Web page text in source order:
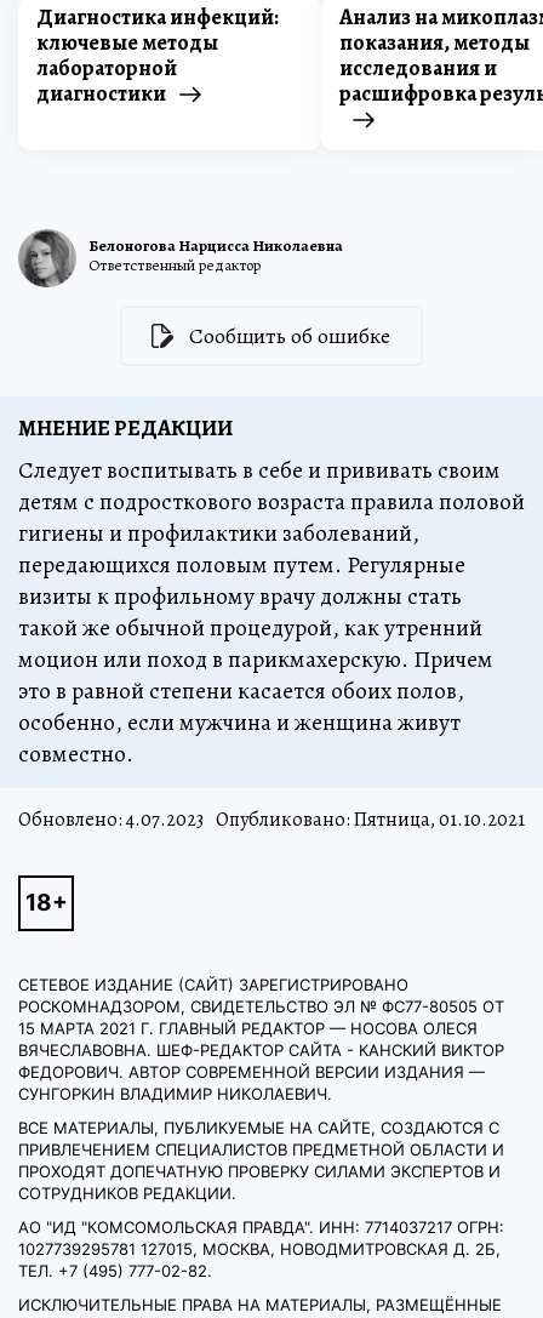
Диагностика инфекций:
ключевые методы
лабораторной
диагностики
Анализ на
показания, методы
исследования и
расшифровка
Белоногова Нарцисса Николаевна
Ответственный редактор
Сообщить об ошибке
МНЕНИЕ РЕДАКЦИИ
Следует воспитывать в себе и прививать своим
детям с подросткового возраста правила половой
гигиены и профилактики заболеваний,
передающихся половым путем. Регулярные
визиты к профильному врачу должны стать
такой же обычной процедурой, как утренний
моцион или поход в парикмахерскую. Причем
это в равной степени касается обоих полов,
особенно, если мужчина и женщина живут
совместно.
Обновлено:4.07.2023 Опубликовано: Пятница, 01.10.2021
СЕТЕВОЕ ИЗДАНИЕ (САЙТ) ЗАРЕГИСТРИРОВАНО
РОСКОМНАДЗОРОМ, СВИДЕТЕЛЬСТВО ЭЛ № ФС77-80505 ОТ
15 МАРТА 2021 Г. ГЛАВНЫЙ РЕДАКТОР — НОСОВА ОЛЕСЯ
ВЯЧЕСЛАВОВНА. ШЕФ-РЕДАКТОР САЙТА - КАНСКИЙ ВИКТОР
ФЕДОРОВИЧ. АВТОР СОВРЕМЕННОЙ ВЕРСИИ ИЗДАНИЯ —
СУНГОРКИН ВЛАДИМИР НИКОЛАЕВИЧ.
ВСЕ МАТЕРИАЛЫ, ПУБЛИКУЕМЫЕ НА САЙТЕ, СОЗДАЮТСЯ С
ПРИВЛЕЧЕНИЕМ СПЕЦИАЛИСТОВ ПРЕДМЕТНОЙ ОБЛАСТИ И
ПРОХОДЯТ ДОПЕЧАТНУЮ ПРОВЕРКУ СИЛАМИ ЭКСПЕРТОВ И
СОТРУДНИКОВ РЕДАКЦИИ.
АО "ИД "КОМСОМОЛЬСКАЯ ПРАВДА". ИНН: 7714037217 ОГРН:
1027739295781 127015, МОСКВА, НОВОДМИТРОВСКАЯ Д. 2Б,
ТЕЛ. +7 (495) 777-02-82.
ИСКЛЮЧИТЕЛЬНЫЕ ПРАВА НА МАТЕРИАЛЫ, РАЗМЕЩЁННЫЕ